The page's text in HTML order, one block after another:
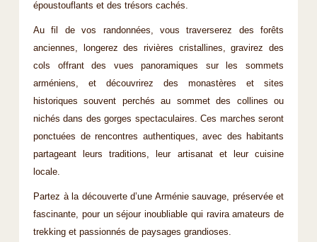
époustouflants et des trésors cachés.
Au fil de vos randonnées, vous traverserez des forêts
anciennes, longerez des rivières cristallines, gravirez des
cols offrant des vues panoramiques sur les sommets
arméniens, et découvrirez des monastères et sites
historiques souvent perchés au sommet des collines ou
nichés dans des gorges spectaculaires. Ces marches seront
ponctuées de rencontres authentiques, avec des habitants
partageant leurs traditions, leur artisanat et leur cuisine
locale.
Partez à la découverte d’une Arménie sauvage, préservée et
fascinante, pour un séjour inoubliable qui ravira amateurs de
trekking et passionnés de paysages grandioses.